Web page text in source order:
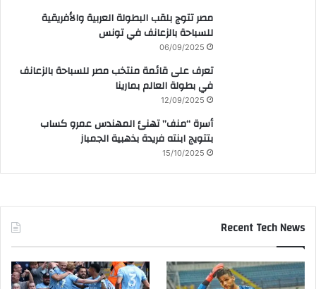
مصر تتوج بلقب البطولة العربية والأفريقية
للسباحة بالزعانف في تونس
06/09/2025
تعرف على قائمة منتخب مصر للسباحة بالزعانف
في بطولة العالم بمارينا
12/09/2025
أسرة “منف” تهنئ المهندس عمرو كساب
بتتويج ابنته فريدة بذهبية الجمباز
15/10/2025
Recent Tech News